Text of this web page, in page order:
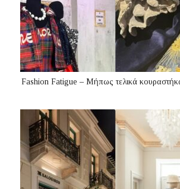
Fashion Fatigue – Μήπως τελικά